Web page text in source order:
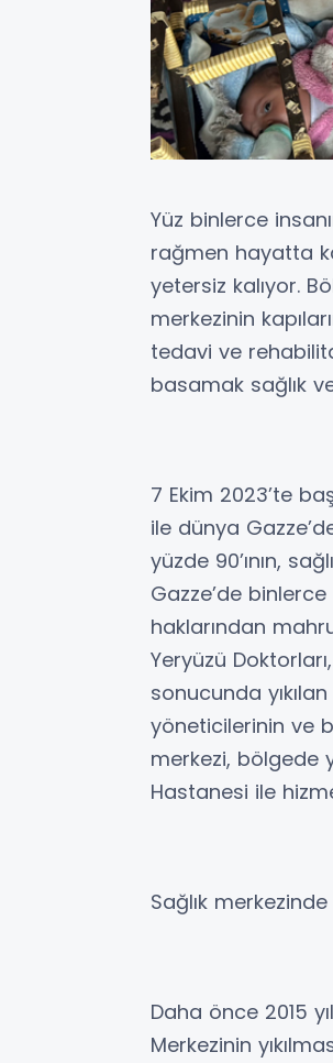
Yüz binlerce
rağmen hayatta
yetersiz kalıyor.
merkezinin
tedavi ve
basamak sağlık
7 Ekim 2023’te
ile dünya
yüzde 90’ının,
Gazze’de
haklarından
Yeryüzü
sonucunda
yöneticilerinin ve
merkezi, bölgede
Hastanesi ile
Sağlık
Daha önce 2015
Merkezinin